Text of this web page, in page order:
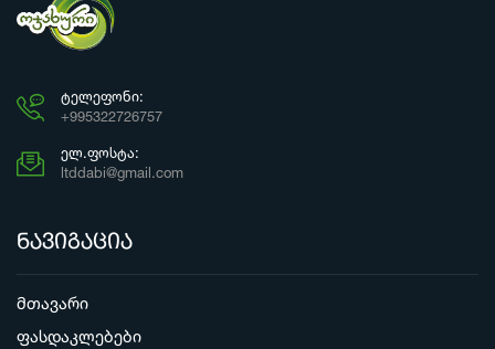
ᲢᲔᲚᲔᲤᲝᲜᲘ:
+995322726757
ᲔᲚ.ᲤᲝᲡᲢᲐ:
ltddabi@gmail.com
ნავიგაცია
მთავარი
ფასდაკლებები